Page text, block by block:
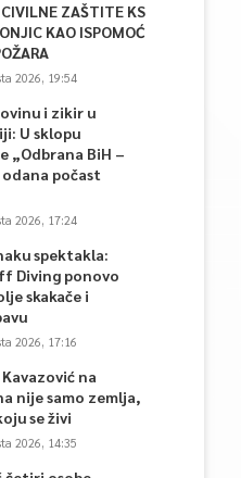
ZAŠTITE KS
KAO ISPOMOĆ
2026, 19:54
i zikir u
U sklopu
„Odbrana BiH –
odana počast
2026, 17:24
spektakla:
Diving ponovo
skakače i
2026, 17:16
na
nije samo zemlja,
se živi
2026, 14:35